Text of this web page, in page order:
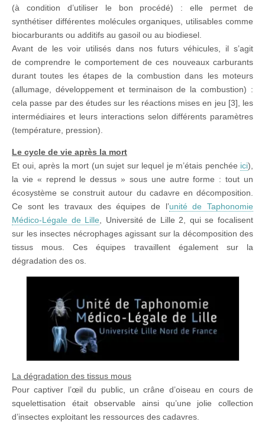
(à condition d’utiliser le bon procédé) : elle permet de
synthétiser différentes molécules organiques, utilisables comme
biocarburants ou additifs au gasoil ou au biodiesel.
Avant de les voir utilisés dans nos futurs véhicules, il s’agit
de comprendre le comportement de ces nouveaux carburants
durant toutes les étapes de la combustion dans les moteurs
(allumage, développement et terminaison de la combustion) :
cela passe par des études sur les réactions mises en jeu [3], les
intermédiaires et leurs interactions selon différents paramètres
(température, pression).
Le cycle de vie après la mort
Et oui, après la mort (un sujet sur lequel je m’étais penchée ici),
la vie « reprend le dessus » sous une autre forme : tout un
écosystème se construit autour du cadavre en décomposition.
Ce sont les travaux des équipes de l’unité de Taphonomie
Médico-Légale de Lille , Université de Lille 2, qui se focalisent
sur les insectes nécrophages agissant sur la décomposition des
tissus mous. Ces équipes travaillent également sur la
dégradation des os.
La dégradation des tissus mous
Pour captiver l’œil du public, un crâne d’oiseau en cours de
squelettisation était observable ainsi qu’une jolie collection
d’insectes exploitant les ressources des cadavres.